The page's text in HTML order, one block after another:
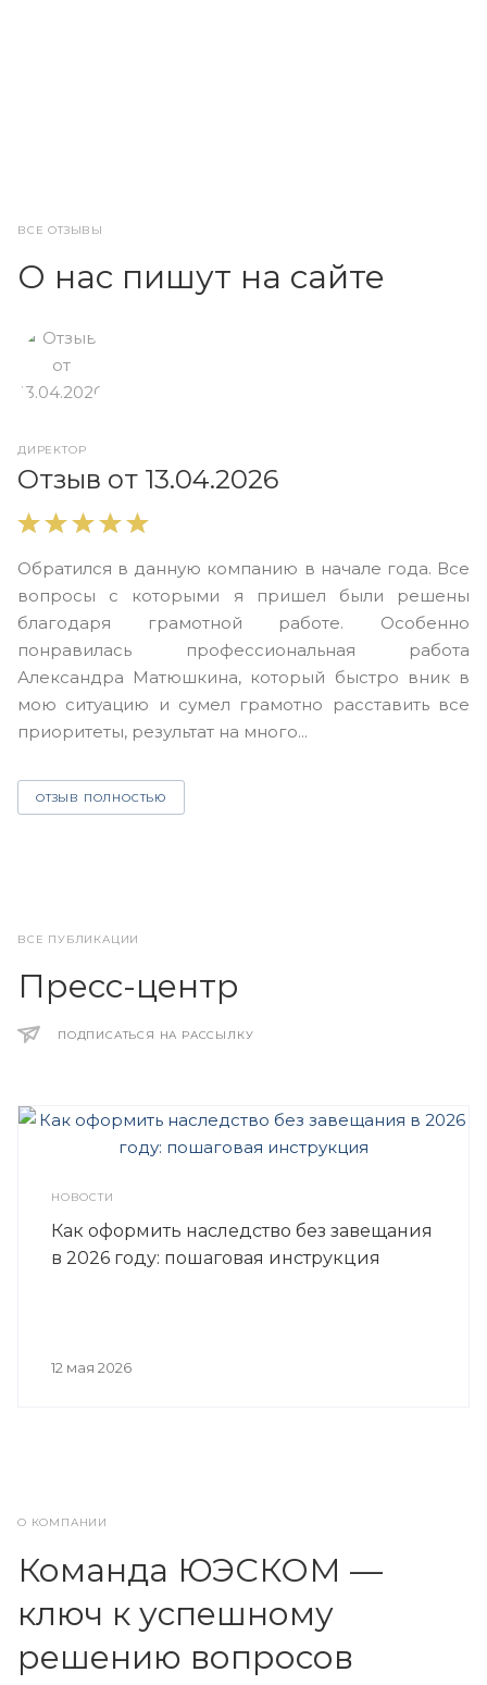
ВСЕ ОТЗЫВЫ
О нас пишут на сайте
ДИРЕКТОР
Отзыв от 13.04.2026
Обратился в данную компанию в начале года. Все
вопросы с которыми я пришел были решены
благодаря грамотной работе. Особенно
понравилась профессиональная работа
Александра Матюшкина, который быстро вник в
мою ситуацию и сумел грамотно расставить все
приоритеты, результат на много...
ОТЗЫВ ПОЛНОСТЬЮ
ВСЕ ПУБЛИКАЦИИ
Пресс-центр
ПОДПИСАТЬСЯ НА РАССЫЛКУ
НОВОСТИ
Как оформить наследство без завещания
в 2026 году: пошаговая инструкция
12 мая 2026
О КОМПАНИИ
Команда ЮЭСКОМ —
ключ к успешному
решению вопросов